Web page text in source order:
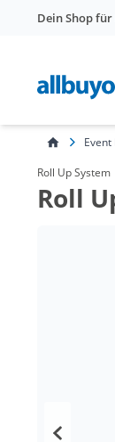
Dein Shop
Roll Up
Roll